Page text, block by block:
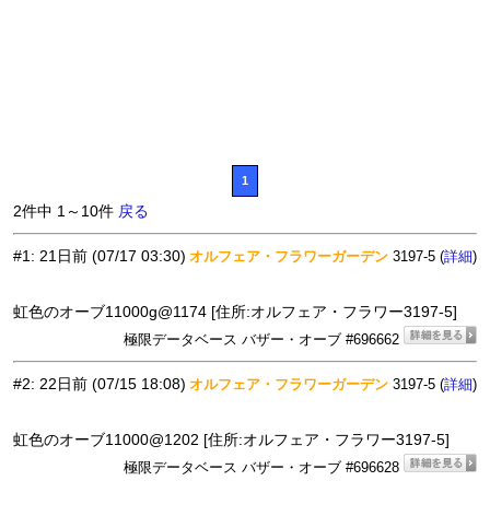
1
2件中 1～10件 戻る
#1: 21日前 (07/17 03:30) オルフェア・フラワーガーデン 3197-5 (詳細)
虹色のオーブ11000g@1174 [住所:オルフェア・フラワー3197-5]
極限データベース バザー・オーブ #696662
#2: 22日前 (07/15 18:08) オルフェア・フラワーガーデン 3197-5 (詳細)
虹色のオーブ11000@1202 [住所:オルフェア・フラワー3197-5]
極限データベース バザー・オーブ #696628